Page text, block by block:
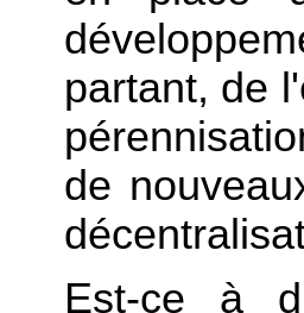
partant, de
de
Est-ce à